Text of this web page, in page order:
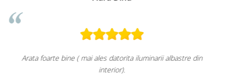
din
Super!
Aspect foarte plăcut.